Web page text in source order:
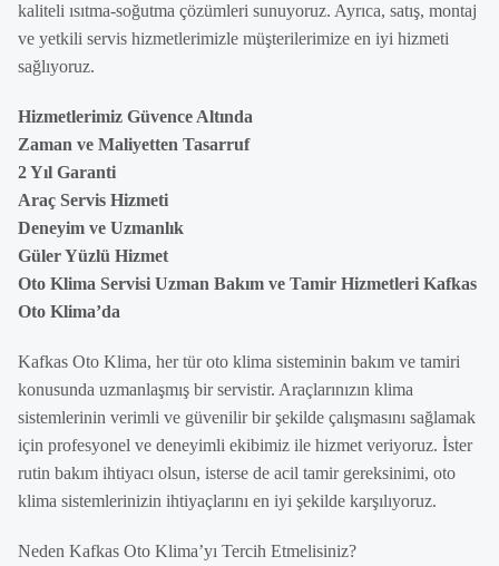
kaliteli ısıtma-soğutma çözümleri sunuyoruz. Ayrıca, satış, montaj
ve yetkili servis hizmetlerimizle müşterilerimize en iyi hizmeti
sağlıyoruz.
Hizmetlerimiz Güvence Altında
Zaman ve Maliyetten Tasarruf
2 Yıl Garanti
Araç Servis Hizmeti
Deneyim ve Uzmanlık
Güler Yüzlü Hizmet
Oto Klima Servisi Uzman Bakım ve Tamir Hizmetleri Kafkas
Oto Klima’da
Kafkas Oto Klima, her tür oto klima sisteminin bakım ve tamiri
konusunda uzmanlaşmış bir servistir. Araçlarınızın klima
sistemlerinin verimli ve güvenilir bir şekilde çalışmasını sağlamak
için profesyonel ve deneyimli ekibimiz ile hizmet veriyoruz. İster
rutin bakım ihtiyacı olsun, isterse de acil tamir gereksinimi, oto
klima sistemlerinizin ihtiyaçlarını en iyi şekilde karşılıyoruz.
Neden Kafkas Oto Klima’yı Tercih Etmelisiniz?